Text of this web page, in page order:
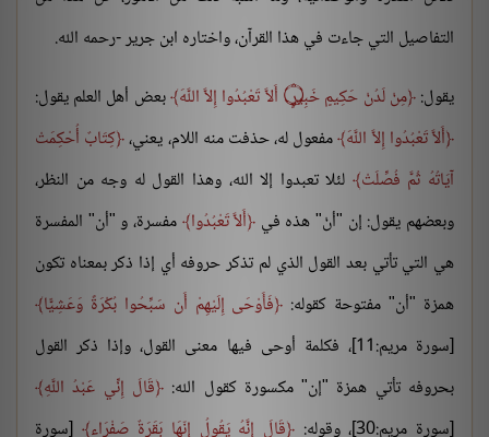
التفاصيل التي جاءت في هذا القرآن، واختاره ابن جرير -رحمه الله.
يقول: مِنْ لَدُنْ حَكِيمٍ خَبِيرٍ ۝ أَلاَّ تَعْبُدُوا إِلاَّ اللَّهَ
بعض أهل العلم يقول:
أَلاَّ تَعْبُدُوا إِلاَّ اللَّهَ مفعول له، حذفت منه اللام، يعني، كِتَابٌ أُحْكِمَتْ
آيَاتُهُ ثُمَّ فُصِّلَتْ لئلا تعبدوا إلا الله، وهذا القول له وجه من النظر،
وبعضهم يقول: إن "أنْ" هذه في أَلاَّ تَعْبُدُوا مفسرة، و "أن" المفسرة
هي التي تأتي بعد القول الذي لم تذكر حروفه أي إذا ذكر بمعناه تكون
همزة "أن" مفتوحة كقوله:
فَأَوْحَى إِلَيْهِمْ أَن سَبِّحُوا بُكْرَةً وَعَشِيًّا
[سورة مريم:11]، فكلمة أوحى فيها معنى القول، وإذا ذكر القول
بحروفه تأتي همزة "إن" مكسورة كقول الله: قَالَ إِنِّي عَبْدُ اللَّهِ
[سورة مريم:30]، وقوله:
قَالَ إِنَّهُ يَقُولُ إِنّهَا بَقَرَةٌ صَفْرَاء
[سورة